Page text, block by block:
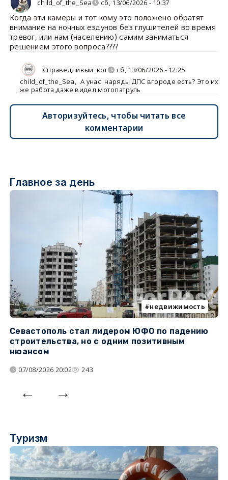
child_of_the_Sea сб, 13/06/2026 - 10:37
Когда эти камеры и тот кому это положено обратят
внимание на ночных ездунов без глушителей во время
тревог, или нам (населению) самим заниматься
решением этого вопроса????
Справедливый_кот
сб, 13/06/2026 - 12:25
child_of_the_Sea, А унас наряды ДПС вгороде есть? Это их
же работа,даже видел мотопатруль
Авторизуйтесь, чтобы читать все
комментарии
Главное за день
недвижимость
Севастополь стал лидером ЮФО по падению
строительства, но с одним позитивным
нюансом
07/08/2026 20:02 243
Туризм